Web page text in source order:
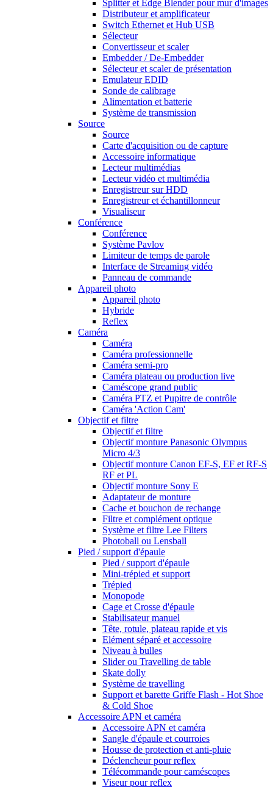
Splitter et Edge Blender pour mur d'images
Distributeur et amplificateur
Switch Ethernet et Hub USB
Sélecteur
Convertisseur et scaler
Embedder / De-Embedder
Sélecteur et scaler de présentation
Emulateur EDID
Sonde de calibrage
Alimentation et batterie
Système de transmission
Source
Source
Carte d'acquisition ou de capture
Accessoire informatique
Lecteur multimédias
Lecteur vidéo et multimédia
Enregistreur sur HDD
Enregistreur et échantillonneur
Visualiseur
Conférence
Conférence
Système Pavlov
Limiteur de temps de parole
Interface de Streaming vidéo
Panneau de commande
Appareil photo
Appareil photo
Hybride
Reflex
Caméra
Caméra
Caméra professionnelle
Caméra semi-pro
Caméra plateau ou production live
Caméscope grand public
Caméra PTZ et Pupitre de contrôle
Caméra 'Action Cam'
Objectif et filtre
Objectif et filtre
Objectif monture Panasonic Olympus
Micro 4/3
Objectif monture Canon EF-S, EF et RF-S
RF et PL
Objectif monture Sony E
Adaptateur de monture
Cache et bouchon de rechange
Filtre et complément optique
Système et filtre Lee Filters
Photoball ou Lensball
Pied / support d'épaule
Pied / support d'épaule
Mini-trépied et support
Trépied
Monopode
Cage et Crosse d'épaule
Stabilisateur manuel
Tête, rotule, plateau rapide et vis
Elément séparé et accessoire
Niveau à bulles
Slider ou Travelling de table
Skate dolly
Système de travelling
Support et barette Griffe Flash - Hot Shoe
& Cold Shoe
Accessoire APN et caméra
Accessoire APN et caméra
Sangle d'épaule et courroies
Housse de protection et anti-pluie
Déclencheur pour reflex
Télécommande pour caméscopes
Viseur pour reflex